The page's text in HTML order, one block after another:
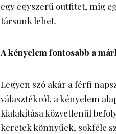
egy egyszerű outfitet, míg
társunk lehet.
A kényelem fontosabb a
Legyen szó akár a férfi
választékról, a kényelem
kialakítása közvetlenül
keretek könnyűek, sokféle